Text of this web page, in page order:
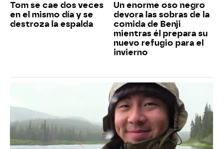
Tom se cae dos veces
en el mismo día y se
destroza la espalda
Un enorme oso negro
devora las sobras de la
comida de Benji
mientras él prepara su
nuevo refugio para el
invierno